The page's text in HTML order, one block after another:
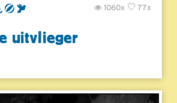
77x
1060x
uitvlieger